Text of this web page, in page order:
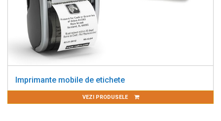
Imprimante mobile de etichete
VEZI PRODUSELE